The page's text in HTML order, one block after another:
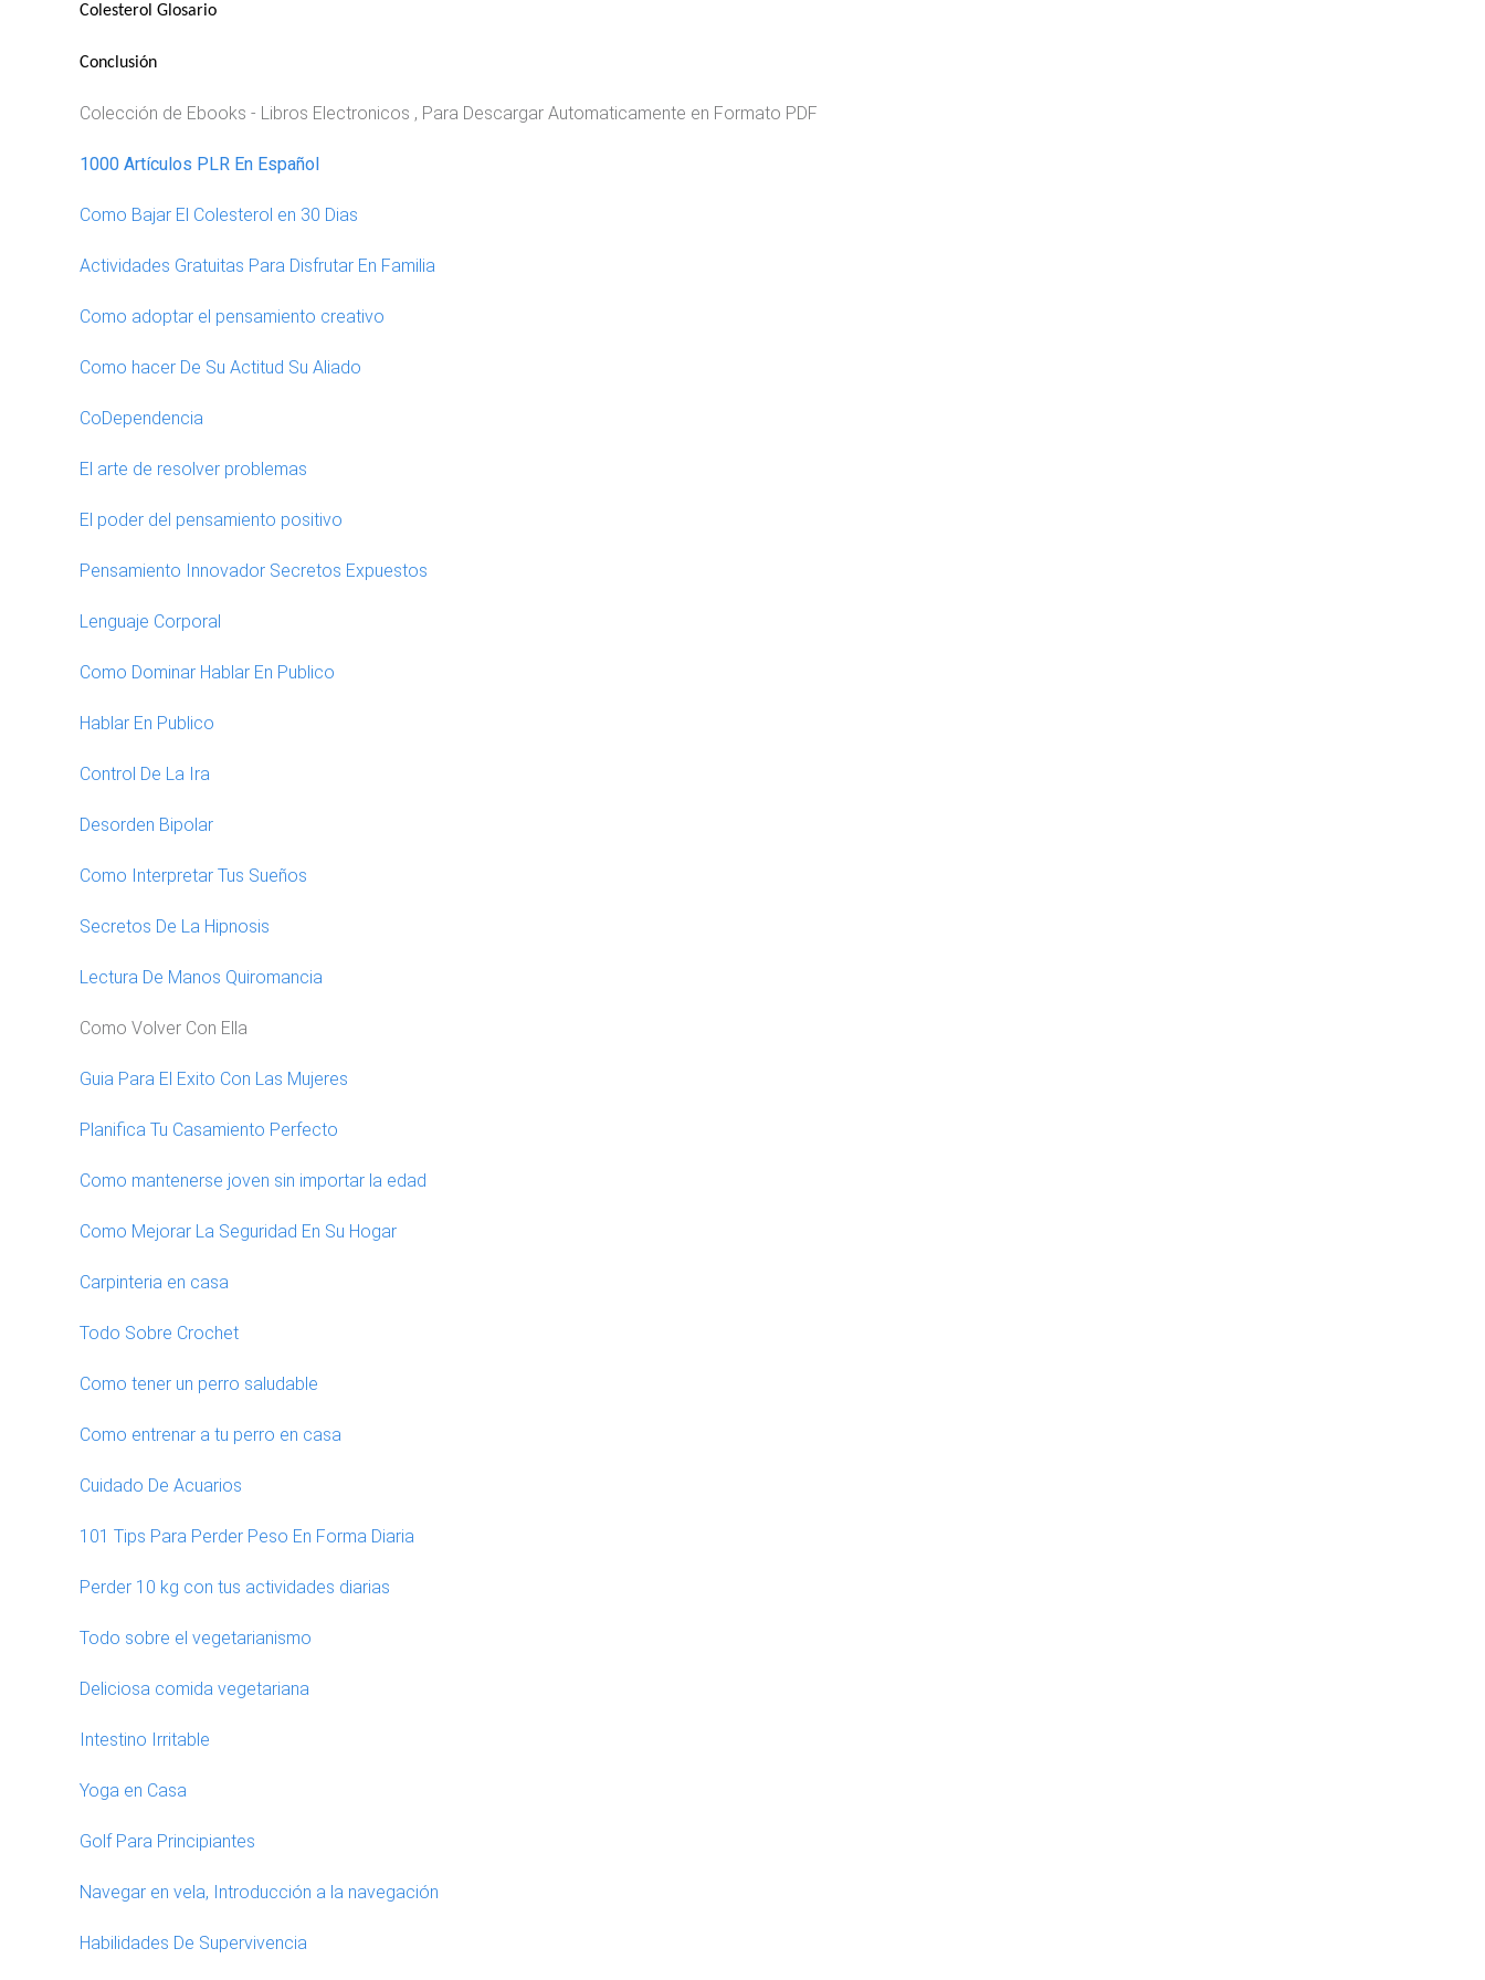
Colesterol Glosario
Conclusión
Colección de Ebooks - Libros Electronicos , Para Descargar Automaticamente en Formato PDF
1000 Artículos PLR En Español
Como Bajar El Colesterol en 30 Dias
Actividades Gratuitas Para Disfrutar En Familia
Como adoptar el pensamiento creativo
Como hacer De Su Actitud Su Aliado
CoDependencia
El arte de resolver problemas
El poder del pensamiento positivo
Pensamiento Innovador Secretos Expuestos
Lenguaje Corporal
Como Dominar Hablar En Publico
Hablar En Publico
Control De La Ira
Desorden Bipolar
Como Interpretar Tus Sueños
Secretos De La Hipnosis
Lectura De Manos Quiromancia
Como Volver Con Ella
Guia Para El Exito Con Las Mujeres
Planifica Tu Casamiento Perfecto
Como mantenerse joven sin importar la edad
Como Mejorar La Seguridad En Su Hogar
Carpinteria en casa
Todo Sobre Crochet
Como tener un perro saludable
Como entrenar a tu perro en casa
Cuidado De Acuarios
101 Tips Para Perder Peso En Forma Diaria
Perder 10 kg con tus actividades diarias
Todo sobre el vegetarianismo
Deliciosa comida vegetariana
Intestino Irritable
Yoga en Casa
Golf Para Principiantes
Navegar en vela, Introducción a la navegación
Habilidades De Supervivencia